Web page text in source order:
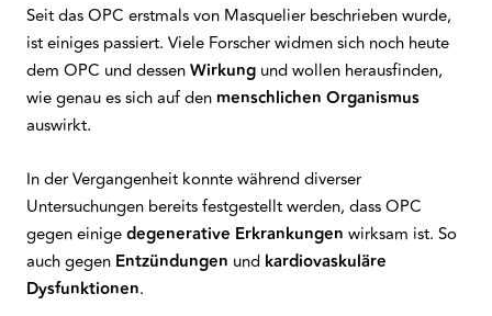
Seit das OPC erstmals von Masquelier beschrieben wurde,
ist einiges passiert. Viele Forscher widmen sich noch heute
dem OPC und dessenWirkung und wollen herausfinden,
wie genau es sich auf den menschlichen Organismus
auswirkt.
In der Vergangenheit konnte während diverser
Untersuchungen bereits festgestellt werden, dass OPC
gegen einigedegenerative Erkrankungen wirksam ist. So
auch gegen Entzündungen und kardiovaskuläre
Dysfunktionen.